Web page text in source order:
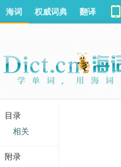
海词 权威词典 翻译
目录
相关
附录